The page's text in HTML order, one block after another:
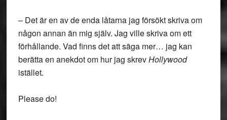
– Det är en av de enda låtarna jag försökt skriva om
någon annan än mig själv. Jag ville skriva om ett
förhållande. Vad finns det att säga mer… jag kan
berätta en anekdot om hur jag skrevHollywood
istället.
Please do!